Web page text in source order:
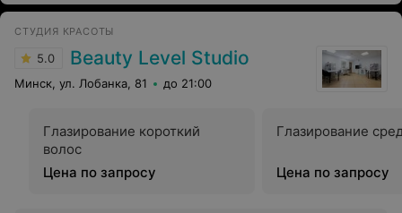
СТУДИЯ КРАСОТЫ
5.0 Beauty Level Studio
Минск, ул. Лобанка, 81 до 21:00
Глазирование короткий
волос
Цена по запросу
Глазирование
Цена по запросу